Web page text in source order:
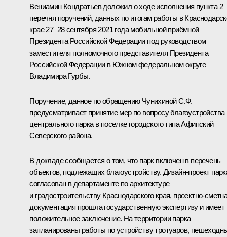
Вениамин Кондратьев доложил о ходе исполнения пункта 2
перечня поручений, данных по итогам работы в
крае 27–28 сентября 2021 года мобильной приёмной
Президента Российской Федерации под руководством
заместителя полномочного представителя Президента
Российской Федерации в Южном федеральном округе
Владимира Гурбы.
Поручение, данное по обращению Чунихиной С.Ф.
предусматривает принятие мер по вопросу благоустройства
центрального парка в поселке городского типа Афипский
Северского района.
В докладе сообщается о том, что парк включен в перечень
объектов, подлежащих благоустройству. Дизайн-проект
согласован в департаменте по архитектуре
и градостроительству Краснодарского края, проектно-
документация прошла государственную экспертизу и имеет
положительное заключение. На территории парка
запланированы работы по устройству тротуаров,